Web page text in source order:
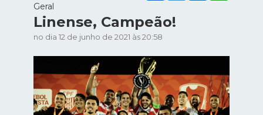
Geral
Linense, Campeão!
no dia 12 de junho de 2021 às 20:58